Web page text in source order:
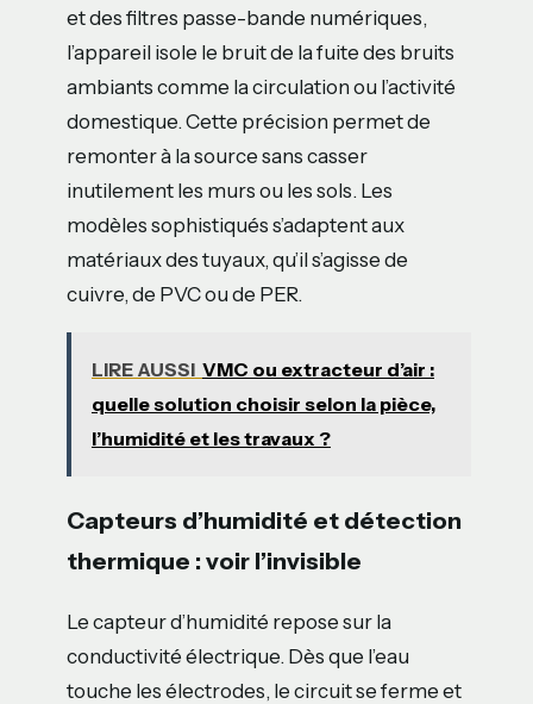
et des filtres passe-bande numériques,
l’appareil isole le bruit de la fuite des bruits
ambiants comme la circulation ou l’activité
domestique. Cette précision permet de
remonter à la source sans casser
inutilement les murs ou les sols. Les
modèles sophistiqués s’adaptent aux
matériaux des tuyaux, qu’il s’agisse de
cuivre, de PVC ou de PER.
LIRE AUSSI VMC ou extracteur d’air :
quelle solution choisir selon la pièce,
l’humidité et les travaux ?
Capteurs d’humidité et détection
thermique : voir l’invisible
Le capteur d’humidité repose sur la
conductivité électrique. Dès que l’eau
touche les électrodes, le circuit se ferme et